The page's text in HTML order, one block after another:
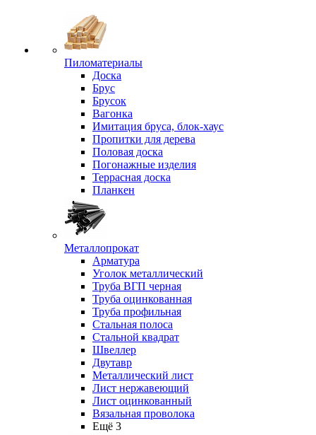
Пиломатериалы
Доска
Брус
Брусок
Вагонка
Имитация бруса, блок-хаус
Пропитки для дерева
Половая доска
Погонажные изделия
Террасная доска
Планкен
Металлопрокат
Арматура
Уголок металлический
Труба ВГП черная
Труба оцинкованная
Труба профильная
Стальная полоса
Стальной квадрат
Швеллер
Двутавр
Металлический лист
Лист нержавеющий
Лист оцинкованный
Вязальная проволока
Ещё 3